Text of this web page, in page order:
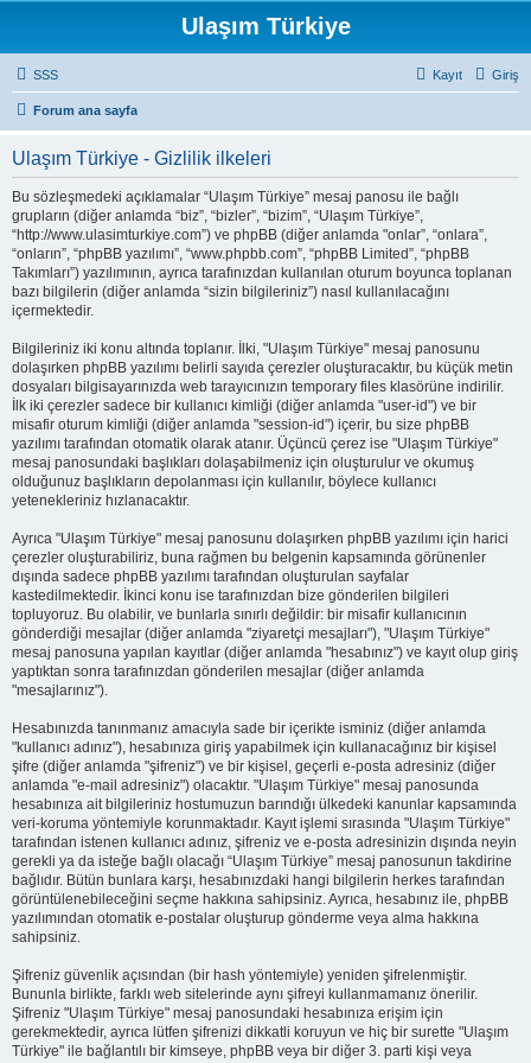
Ulaşım Türkiye
SSS Giriş
Kayıt
Forum ana sayfa
Ulaşım Türkiye - Gizlilik ilkeleri
Bu sözleşmedeki açıklamalar “Ulaşım Türkiye” mesaj panosu ile bağlı
grupların (diğer anlamda “biz”, “bizler”, “bizim”, “Ulaşım Türkiye”,
“http://www.ulasimturkiye.com”) ve phpBB (diğer anlamda "onlar”, “onlara”,
“onların”, “phpBB yazılımı”, “www.phpbb.com”, “phpBB Limited”, “phpBB
Takımları”) yazılımının, ayrıca tarafınızdan kullanılan oturum boyunca toplanan
bazı bilgilerin (diğer anlamda “sizin bilgileriniz”) nasıl kullanılacağını
içermektedir.
Bilgileriniz iki konu altında toplanır. İlki, "Ulaşım Türkiye" mesaj panosunu
dolaşırken phpBB yazılımı belirli sayıda çerezler oluşturacaktır, bu küçük metin
dosyaları bilgisayarınızda web tarayıcınızın temporary files klasörüne indirilir.
İlk iki çerezler sadece bir kullanıcı kimliği (diğer anlamda "user-id") ve bir
misafir oturum kimliği (diğer anlamda "session-id") içerir, bu size phpBB
yazılımı tarafından otomatik olarak atanır. Üçüncü çerez ise "Ulaşım Türkiye"
mesaj panosundaki başlıkları dolaşabilmeniz için oluşturulur ve okumuş
olduğunuz başlıkların depolanması için kullanılır, böylece kullanıcı
yetenekleriniz hızlanacaktır.
Ayrıca "Ulaşım Türkiye" mesaj panosunu dolaşırken phpBB yazılımı için harici
çerezler oluşturabiliriz, buna rağmen bu belgenin kapsamında görünenler
dışında sadece phpBB yazılımı tarafından oluşturulan sayfalar
kastedilmektedir. İkinci konu ise tarafınızdan bize gönderilen bilgileri
topluyoruz. Bu olabilir, ve bunlarla sınırlı değildir: bir misafir kullanıcının
gönderdiği mesajlar (diğer anlamda "ziyaretçi mesajları"), "Ulaşım Türkiye"
mesaj panosuna yapılan kayıtlar (diğer anlamda "hesabınız") ve kayıt olup giriş
yaptıktan sonra tarafınızdan gönderilen mesajlar (diğer anlamda
"mesajlarınız").
Hesabınızda tanınmanız amacıyla sade bir içerikte isminiz (diğer anlamda
"kullanıcı adınız"), hesabınıza giriş yapabilmek için kullanacağınız bir kişisel
şifre (diğer anlamda "şifreniz") ve bir kişisel, geçerli e-posta adresiniz (diğer
anlamda "e-mail adresiniz") olacaktır. "Ulaşım Türkiye" mesaj panosunda
hesabınıza ait bilgileriniz hostumuzun barındığı ülkedeki kanunlar kapsamında
veri-koruma yöntemiyle korunmaktadır. Kayıt işlemi sırasında "Ulaşım Türkiye"
tarafından istenen kullanıcı adınız, şifreniz ve e-posta adresinizin dışında neyin
gerekli ya da isteğe bağlı olacağı “Ulaşım Türkiye” mesaj panosunun takdirine
bağlıdır. Bütün bunlara karşı, hesabınızdaki hangi bilgilerin herkes tarafından
görüntülenebileceğini seçme hakkına sahipsiniz. Ayrıca, hesabınız ile, phpBB
yazılımından otomatik e-postalar oluşturup gönderme veya alma hakkına
sahipsiniz.
Şifreniz güvenlik açısından (bir hash yöntemiyle) yeniden şifrelenmiştir.
Bununla birlikte, farklı web sitelerinde aynı şifreyi kullanmamanız önerilir.
Şifreniz "Ulaşım Türkiye" mesaj panosundaki hesabınıza erişim için
gerekmektedir, ayrıca lütfen şifrenizi dikkatli koruyun ve hiç bir surette "Ulaşım
Türkiye" ile bağlantılı bir kimseye, phpBB veya bir diğer 3. parti kişi veya